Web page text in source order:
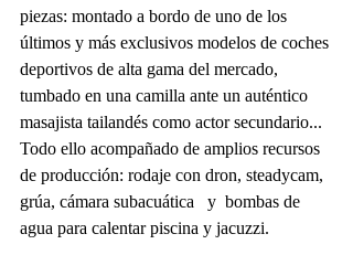
piezas: montado a bordo de uno de los
últimos y más exclusivos modelos de coches
deportivos de alta gama del mercado,
tumbado en una camilla ante un auténtico
masajista tailandés como actor secundario...
Todo ello acompañado de amplios recursos
de producción: rodaje con dron, steadycam,
grúa, cámara subacuática   y  bombas de
agua para calentar piscina y jacuzzi.